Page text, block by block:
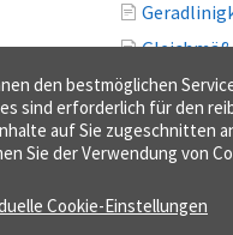
f:data
den bestmöglichen
sind erforderlich für den
auf Sie zugeschnitten
Sie der Verwendung von
Cookie-Einstellungen